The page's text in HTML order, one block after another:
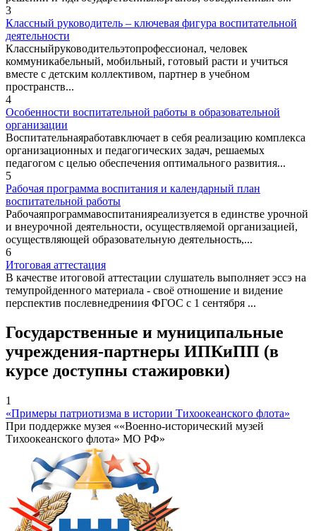
3
Классный руководитель – ключевая фигура воспитательной
деятельности
Классныйруководительэтопрофессионал, человек
коммуникабельный, мобильный, готовый расти и учиться
вместе с детским коллективом, партнер в учебном
пространств...
4
Особенности воспитательной работы в образовательной
организации
Воспитательнаяработавключает в себя реализацию комплекса
организационных и педагогических задач, решаемых
педагогом с целью обеспечения оптимального развития...
5
Рабочая программа воспитания и календарный план
воспитательной работы
Рабочаяпрограммавоспитанияреализуется в единстве урочной
и внеурочной деятельности, осуществляемой организацией,
осуществляющей образовательную деятельность,...
6
Итоговая аттестация
В качестве итоговой аттестации слушатель выполняет эссэ на
темупройденного материала - своё отношение и видение
перспектив послевнедрениия ФГОС с 1 сентября ...
Государственные и муниципальные
учреждения-партнеры ИПКиПП (в
курсе доступны стажировки)
1
«Примеры патриотизма в истории Тихоокеанского флота»
При поддержке музея ««Военно-исторический музей
Тихоокеанского флота» МО РФ»